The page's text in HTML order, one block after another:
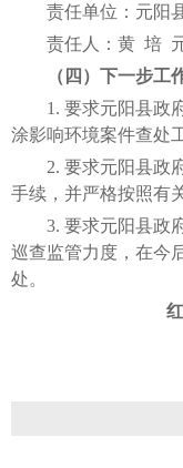
责任单位：元阳
责任人：黄 培 元
（四）下一步工
1. 要求元阳县政府
涂影响环境案件查处
2. 要求元阳县政府
手续，并严格按照有
3. 要求元阳县政府
巡查监管力度，在今
处。